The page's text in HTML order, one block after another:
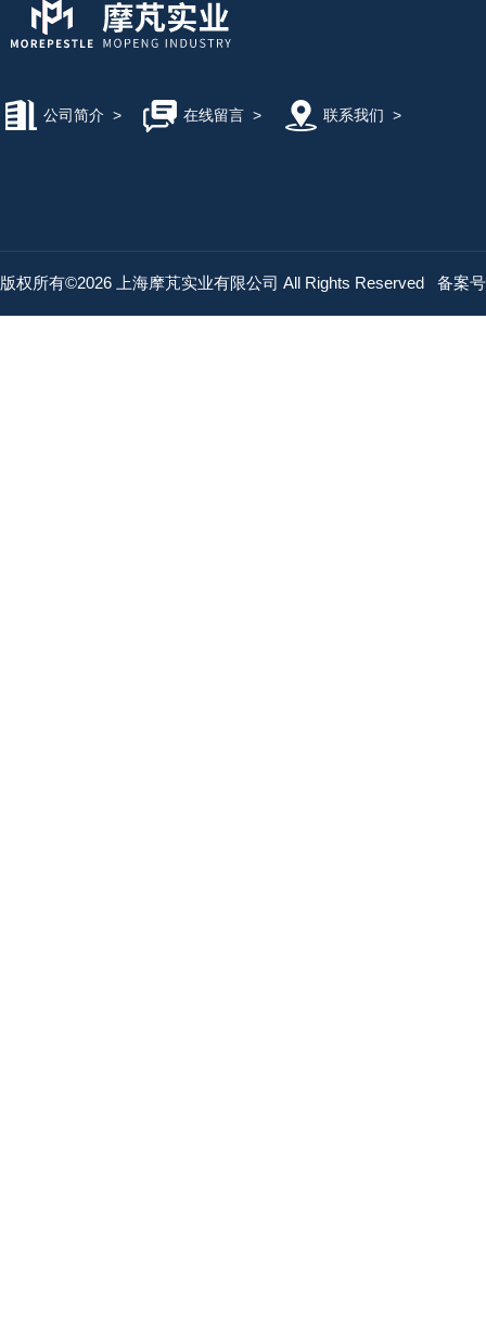
公司简介 > 在线留言> 联系我们 >
版权所有©2026 上海摩芃实业有限公司 All Rights Reserved 备案